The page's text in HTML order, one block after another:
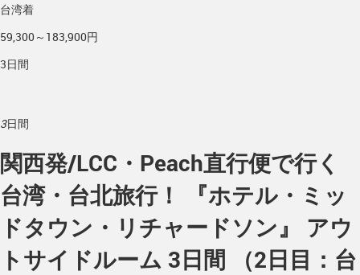
台湾着
59,300～183,900円
3日間
3日間
関西発/LCC・Peach直行便で行く
台湾・台北旅行！ 『ホテル・ミッ
ドタウン・リチャードソン』 アウ
トサイドルーム 3日間 （2日目：台